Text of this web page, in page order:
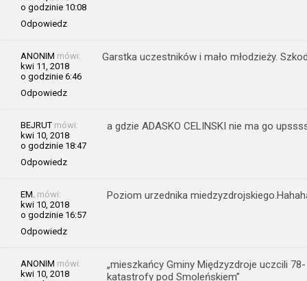
o godzinie 10:08
Odpowiedz
ANONIM mówi:
kwi 11, 2018
o godzinie 6:46
Odpowiedz
Garstka uczestników i mało młodzieży.
BEJRUT mówi:
kwi 10, 2018
o godzinie 18:47
Odpowiedz
a gdzie ADASKO CELINSKI nie ma go
EM. mówi:
kwi 10, 2018
o godzinie 16:57
Odpowiedz
Poziom urzednika
ANONIM mówi:
kwi 10, 2018
„mieszkańcy Gminy Międzyzdroje uczcili
katastrofy pod Smoleńskiem”